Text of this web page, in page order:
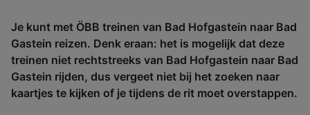
Je kunt met ÖBB treinen van Bad Hofgastein naar Bad
Gastein reizen. Denk eraan: het is mogelijk dat deze
treinen niet rechtstreeks van Bad Hofgastein naar Bad
Gastein rijden, dus vergeet niet bij het zoeken naar
kaartjes te kijken of je tijdens de rit moet overstappen.